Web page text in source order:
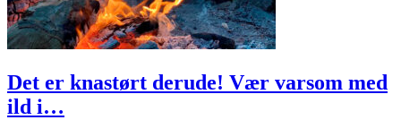
Det er knastørt derude! Vær varsom med
ild i…